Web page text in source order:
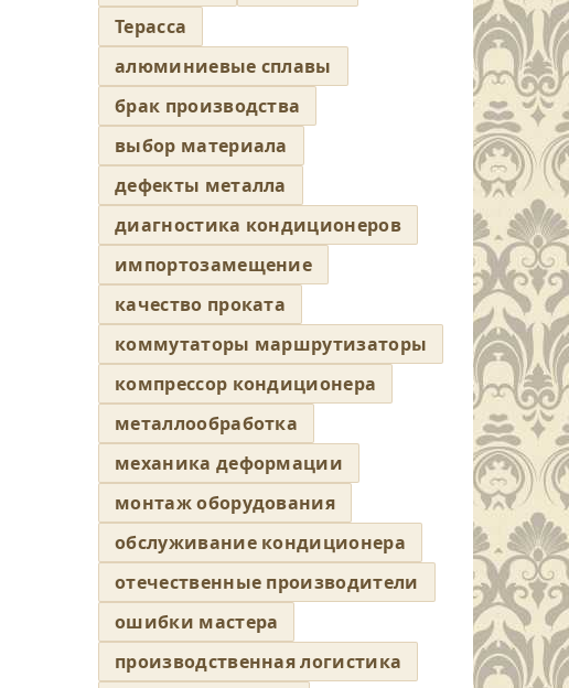
Терасса
алюминиевые сплавы
брак производства
выбор материала
дефекты металла
диагностика кондиционеров
импортозамещение
качество проката
коммутаторы маршрутизаторы
компрессор кондиционера
металлообработка
механика деформации
монтаж оборудования
обслуживание кондиционера
отечественные производители
ошибки мастера
производственная логистика